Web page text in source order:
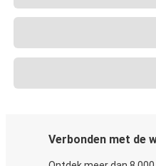
Verbonden met de